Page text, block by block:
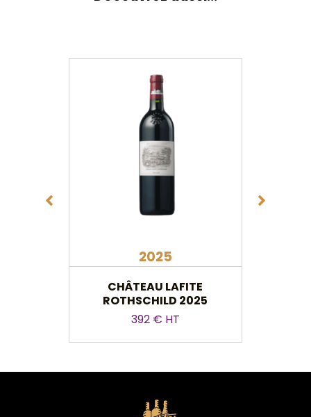
2025
CHÂTEAU LAFITE
ROTHSCHILD 2025
392 € HT